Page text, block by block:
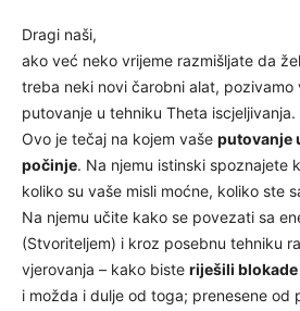
Dragi naši,
ako već neko vrijeme razmišljate da
treba neki novi čarobni alat, pozivamo
putovanje u tehniku Theta iscjeljivanja.
Ovo je tečaj na kojem vaše putovanje
počinje. Na njemu istinski spoznajete
koliko su vaše misli moćne, koliko ste
Na njemu učite kako se povezati sa
(Stvoriteljem) i kroz posebnu tehniku
vjerovanja – kako biste riješili
i možda i dulje od toga; prenesene od